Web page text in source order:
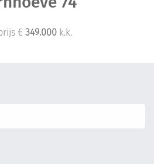
Reviews
starten
€ 349.000 k.k.